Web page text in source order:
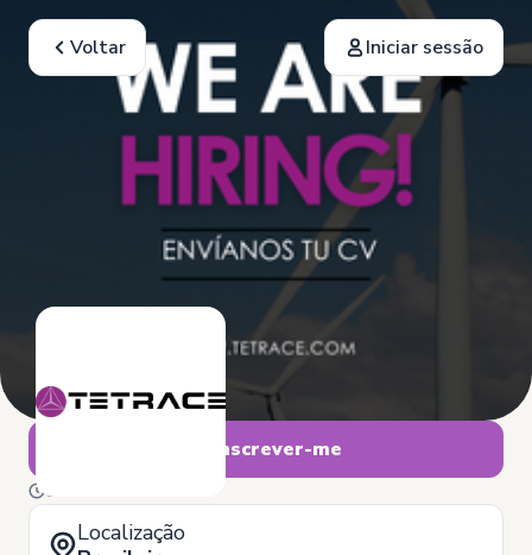
Voltar Iniciar sessão
Inscrever-me
5 de Janeiro
Localização